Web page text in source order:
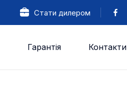
Стати дилером
Гарантія Контакти